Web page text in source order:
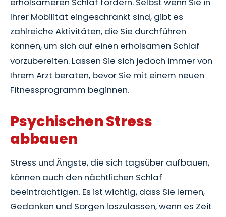
Ihrer Mobilität eingeschränkt sind, gibt es
zahlreiche Aktivitäten, die Sie durchführen
können, um sich auf einen erholsamen Schlaf
vorzubereiten. Lassen Sie sich jedoch immer von
Ihrem Arzt beraten, bevor Sie mit einem neuen
Fitnessprogramm beginnen.
Psychischen Stress
abbauen
Stress und Ängste, die sich tagsüber aufbauen,
können auch den nächtlichen Schlaf
beeinträchtigen. Es ist wichtig, dass Sie lernen,
Gedanken und Sorgen loszulassen, wenn es Zeit